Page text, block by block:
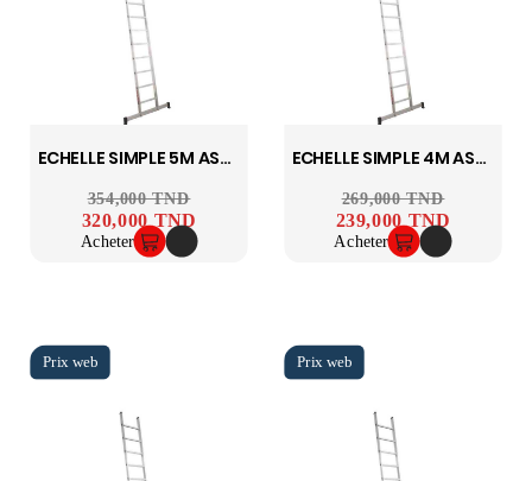
ECHELLE SIMPLE 5M ASCADA
Prix ​​habituel
354,000 TNDPrix
320,000 TND
Acheter
ECHELLE SIMPLE 4M ASCADA
Prix ​​habituel
269,000 TNDPrix
239,000 TND
Acheter